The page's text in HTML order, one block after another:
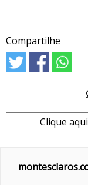
Compartilhe
Clique